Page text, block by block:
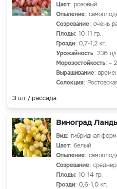
Цвет: розовый
Опыление:
Созревание: очень
Плоды: 10-11 гр.
Грозди: 0,7-1,2 кг.
Урожайность: 236 ц/
Морозостойкость: –
Выращивание:
Селекция:
3 шт / рассада
Виноград
Вид: гибридная
Цвет: белый
Опыление:
Созревание:
Плоды: 10-14 гр.
Грозди: 0,6-1,0 кг.